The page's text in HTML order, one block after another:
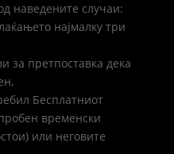
наведените случаи:
најмалку три
за претпоставка дека
Бесплатниот
временски
или неговите